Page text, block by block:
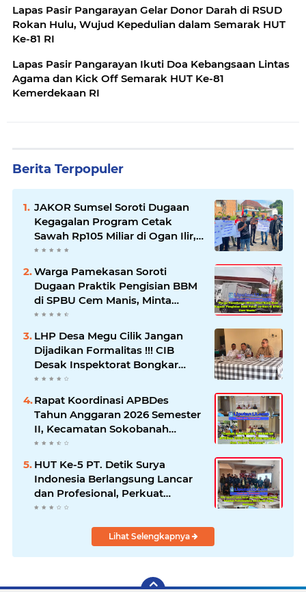
Lapas Pasir Pangarayan Gelar Donor Darah di RSUD
Rokan Hulu, Wujud Kepedulian dalam Semarak HUT
Ke-81 RI
Lapas Pasir Pangarayan Ikuti Doa Kebangsaan Lintas
Agama dan Kick Off Semarak HUT Ke-81
Kemerdekaan RI
Berita Terpopuler
JAKOR Sumsel Soroti Dugaan
Kegagalan Program Cetak
Sawah Rp105 Miliar di Ogan Ilir,
Desak Kadis Pertanian Mundur
Warga Pamekasan Soroti
Dugaan Praktik Pengisian BBM
di SPBU Cem Manis, Minta
Klarifikasi dan Pengawasan
LHP Desa Megu Cilik Jangan
Dijadikan Formalitas !!! CIB
Desak Inspektorat Bongkar
Seluruh Fakta dan Hentikan
Dugaan Permainan Oknum
Rapat Koordinasi APBDes
Tahun Anggaran 2026 Semester
II, Kecamatan Sokobanah
Libatkan 12 Desa
HUT Ke-5 PT. Detik Surya
Indonesia Berlangsung Lancar
dan Profesional, Perkuat
Kompetensi Wartawan
Lihat Selengkapnya